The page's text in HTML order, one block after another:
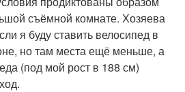
съёмной комнате. Хозяева
я буду ставить велосипед в
но там места ещё меньше, а
(под мой рост в 188 см)